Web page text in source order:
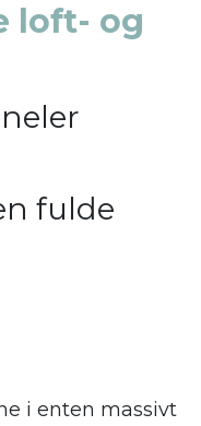
loft- og
fulde
i enten massivt